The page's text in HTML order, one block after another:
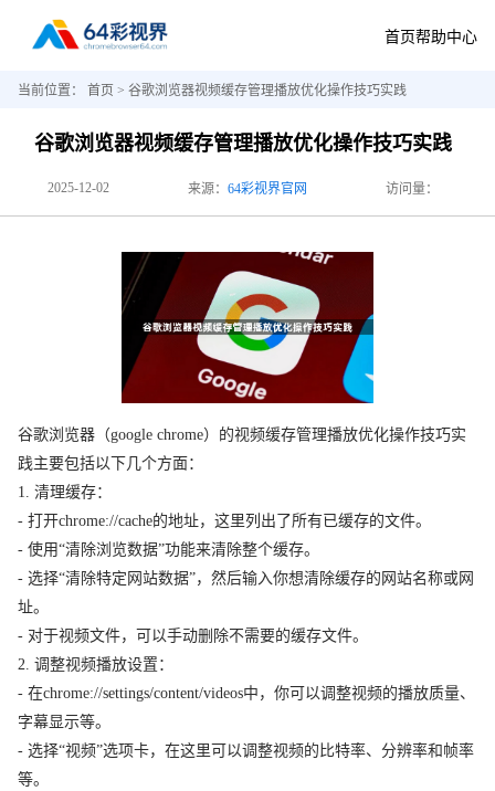
首页帮助中心
当前位置： 首页 > 谷歌浏览器视频缓存管理播放优化操作技巧实践
谷歌浏览器视频缓存管理播放优化操作技巧实践
2025-12-02 来源： 64彩视界官网 访问量：
谷歌浏览器（google chrome）的视频缓存管理播放优化操作技巧实
践主要包括以下几个方面：
1. 清理缓存：
- 打开chrome://cache的地址，这里列出了所有已缓存的文件。
- 使用“清除浏览数据”功能来清除整个缓存。
- 选择“清除特定网站数据”，然后输入你想清除缓存的网站名称或网
址。
- 对于视频文件，可以手动删除不需要的缓存文件。
2. 调整视频播放设置：
- 在chrome://settings/content/videos中，你可以调整视频的播放质量、
字幕显示等。
- 选择“视频”选项卡，在这里可以调整视频的比特率、分辨率和帧率
等。